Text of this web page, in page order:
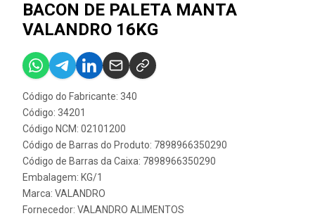
BACON DE PALETA MANTA
VALANDRO 16KG
Código do Fabricante: 340
Código: 34201
Código NCM: 02101200
Código de Barras do Produto: 7898966350290
Código de Barras da Caixa: 7898966350290
Embalagem: KG/1
Marca: VALANDRO
Fornecedor: VALANDRO ALIMENTOS